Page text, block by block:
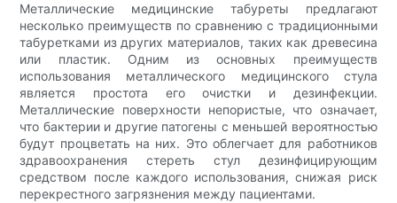
Металлические медицинские табуреты предлагают
несколько преимуществ по сравнению с традиционными
табуретками из других материалов, таких как древесина
или пластик. Одним из основных преимуществ
использования металлического медицинского стула
является простота его очистки и дезинфекции.
Металлические поверхности непористые, что означает,
что бактерии и другие патогены с меньшей вероятностью
будут процветать на них. Это облегчает для работников
здравоохранения стереть стул дезинфицирующим
средством после каждого использования, снижая риск
перекрестного загрязнения между пациентами.